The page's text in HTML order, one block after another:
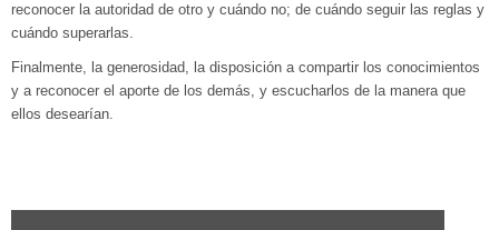
reconocer la autoridad de otro y cuándo no; de cuándo seguir las reglas y
cuándo superarlas.
Finalmente, la generosidad, la disposición a compartir los conocimientos
y a reconocer el aporte de los demás, y escucharlos de la manera que
ellos desearían.